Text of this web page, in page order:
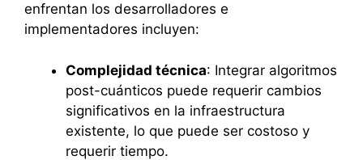
enfrentan los desarrolladores e
implementadores incluyen:
Complejidad técnica: Integrar algoritmos
post-cuánticos puede requerir cambios
significativos en la infraestructura
existente, lo que puede ser costoso y
requerir tiempo.